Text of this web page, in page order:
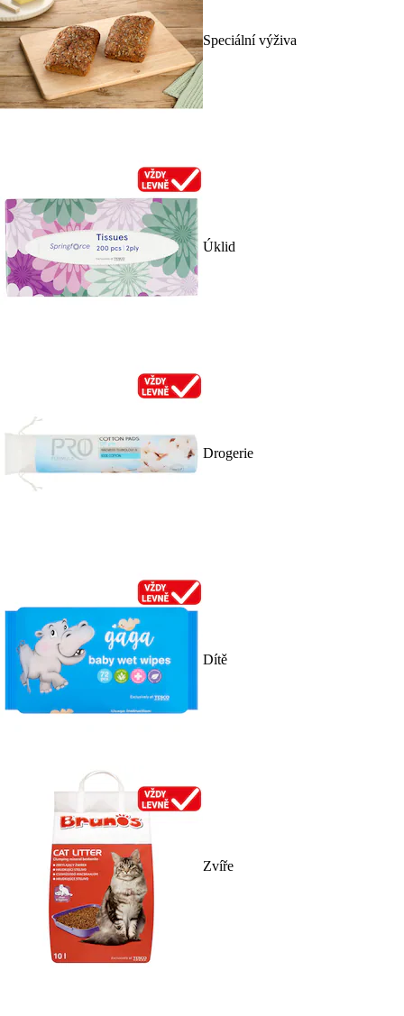
Speciální výživa
Úklid
Drogerie
Dítě
Zvíře